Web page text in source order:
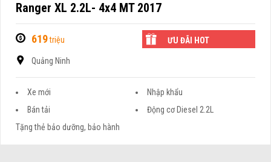
Ranger XL 2.2L- 4x4 MT 2017
619triệu ƯU ĐÃI HOT
Quảng Ninh
Xe mới
Nhập khẩu
Bán tải
Động cơ Diesel 2.2L
Tặng thẻ bảo dưỡng, bảo hành